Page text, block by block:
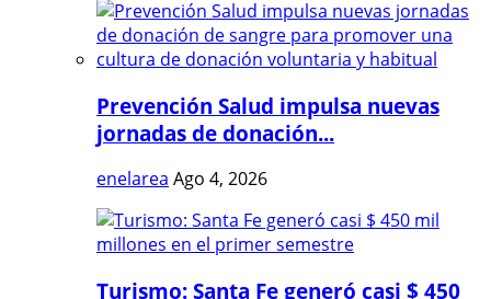
Prevención Salud impulsa nuevas
jornadas de donación...
enelarea Ago 4, 2026
Turismo: Santa Fe generó casi $ 450